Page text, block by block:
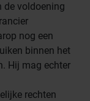
de voldoening
nog een
binnen het
Hij mag echter
rechten